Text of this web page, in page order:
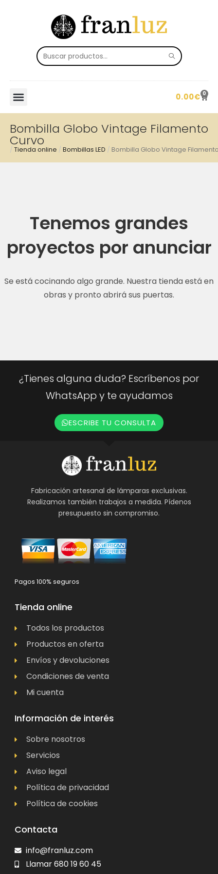
0.00€ 0
Bombilla Globo Vintage Filamento
Curvo
/ Tienda online / Bombillas LED / Bombilla Globo Vintage
Tenemos grandes
proyectos por anunciar
Se está cocinando algo grande. Nuestra tienda está en
obras y pronto abrirá sus puertas.
¿Tienes alguna duda? Escríbenos por
WhatsApp y te ayudamos
ESCRIBE TU CONSULTA
Fabricación artesanal de lámparas exclusivas.
Realizamos también trabajos a medida. Pídenos
presupuesto sin compromiso.
Pagos 100% seguros
Tienda online
Todos los productos
Productos en oferta
Envíos y devoluciones
Condiciones de venta
Mi cuenta
Información de interés
Sobre nosotros
Servicios
Aviso legal
Política de privacidad
Política de cookies
Contacta
info@franluz.com
Llamar 680 19 60 45